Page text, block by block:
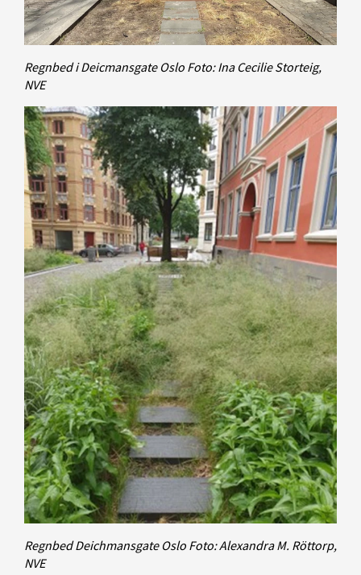
Regnbed i Deicmansgate Oslo Foto: Ina Cecilie Storteig,
NVE
Regnbed Deichmansgate Oslo Foto: Alexandra M. Röttorp,
NVE